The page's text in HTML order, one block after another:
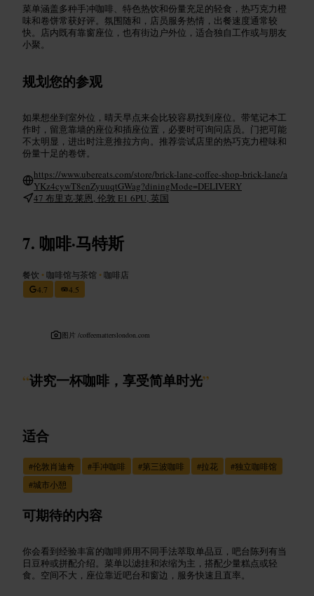
菜单涵盖多种手冲咖啡、特色热饮和份量充足的轻食，热巧克力橙
味和卷饼常获好评。氛围随和，店员服务热情，出餐速度通常较
快。店内既有靠窗座位，也有街边户外位，适合独自工作或与朋友
小聚。
规划您的参观
如果想坐到室外位，晴天早点来会比较容易找到座位。带笔记本工
作时，留意靠墙的座位和插座位置，必要时可询问店员。门把可能
不太明显，进出时注意推拉方向。推荐尝试店里的热巧克力橙味和
份量十足的卷饼。
https://www.ubereats.com/store/brick-lane-coffee-shop-brick-lane/a
YKz4cywT8enZyuuqtGWag?diningMode=DELIVERY
47 布里克·莱恩, 伦敦 E1 6PU, 英国
咖啡·马特斯
餐饮 •咖啡馆与茶馆 •咖啡店
4.7
4.5
图片 /coffeematterslondon.com
“讲究一杯咖啡，享受简单时光”
适合
#伦敦肖迪奇 #手冲咖啡 #第三波咖啡 #拉花 #独立咖啡馆
#城市小憩
可期待的内容
你会看到经验丰富的咖啡师用不同手法萃取单品豆，吧台陈列有当
日豆种或拼配介绍。菜单以滤挂和浓缩为主，搭配少量糕点或轻
食。空间不大，座位靠近吧台和窗边，服务快速且直率。